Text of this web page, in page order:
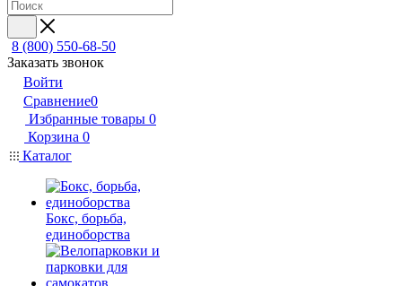
8 (800) 550-68-50
Заказать звонок
Войти
Сравнение0
Избранные товары 0
Корзина 0
Каталог
Бокс, борьба,
единоборства